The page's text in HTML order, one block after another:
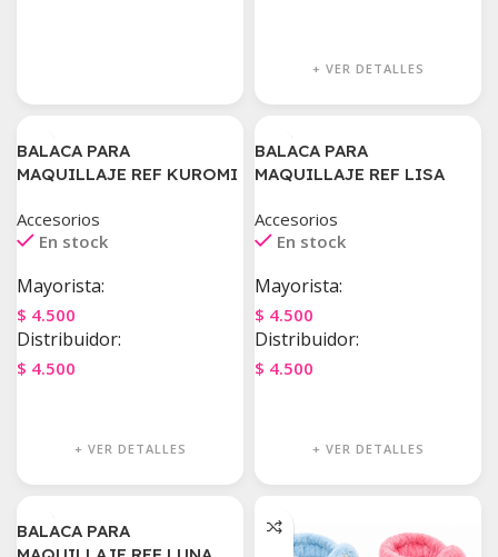
+ VER DETALLES
BALACA PARA
MAQUILLAJE REF KUROMI
Accesorios
En stock
Mayorista:
$ 4.500
Distribuidor:
$ 4.500
+ VER DETALLES
BALACA PARA
MAQUILLAJE REF LISA
Accesorios
En stock
Mayorista:
$ 4.500
Distribuidor:
$ 4.500
+ VER DETALLES
BALACA PARA